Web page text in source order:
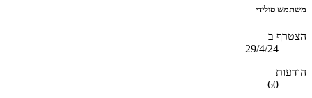
משתמש סולידי
הצטרף ב
29/4/24
הודעות
60